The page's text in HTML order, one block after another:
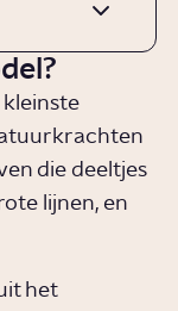
die deeltjes
lijnen, en
het